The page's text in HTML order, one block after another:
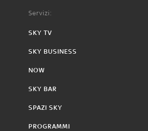
Servizi:
SKY TV
SKY BUSINESS
NOW
SKY BAR
SPAZI SKY
PROGRAMMI